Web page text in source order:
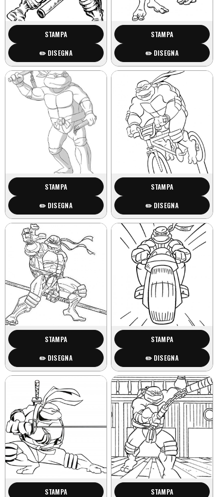
STAMPA
✏️ DISEGNA
STAMPA
✏️ DISEGNA
STAMPA
✏️ DISEGNA
STAMPA
✏️ DISEGNA
STAMPA
✏️ DISEGNA
STAMPA
✏️ DISEGNA
STAMPA
STAMPA